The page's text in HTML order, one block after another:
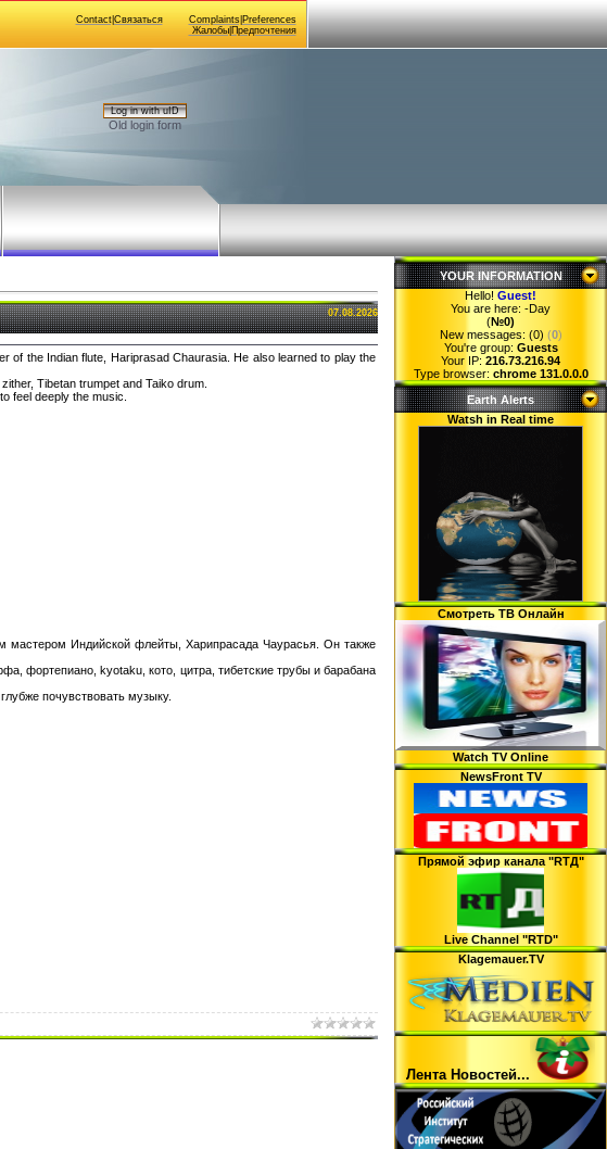
Contact|Связаться
Complaints|Preferences
Жалобы|Предпочтения
Log in with uID
Old login form
07.08.2026
of the Indian flute, Hariprasad Chaurasia. He also learned to play the
Tibetan trumpet and Taiko drum.
feel deeply the music.
мастером Индийской флейты, Харипрасада Чаурасья. Он также
фортепиано, kyotaku, кото, цитра, тибетские трубы и барабана
почувствовать музыку.
YOUR INFORMATION
Hello! Guest!
You are here: -Day
(№0)
New messages: (0) (0)
You're group: Guests
Your IP: 216.73.216.94
Type browser: chrome 131.0.0.0
Earth Alerts
Watsh in Real time
Смотреть ТВ Онлайн
Watch TV Online
NewsFront TV
Прямой эфир канала "RTД"
Live Channel "RTD"
Klagemauer.TV
Лента Hовостей...